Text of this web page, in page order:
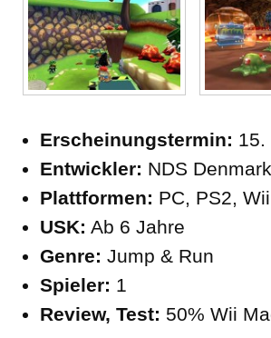
Erscheinungstermin: 15.
Entwickler: NDS
Plattformen: PC, PS2, Wii
USK: Ab 6 Jahre
Genre: Jump & Run
Spieler: 1
Review, Test: 50% Wii